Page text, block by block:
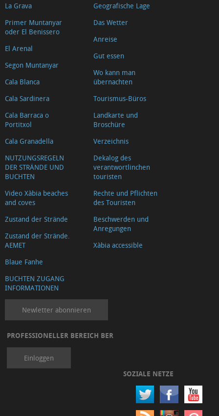
La Grava
Primer Muntanyar
oder El Benissero
El Arenal
Segon Muntanyar
Cala Blanca
Cala Sardinera
Cala Barraca o
Portitxol
Cala Granadella
NUTZUNGSREGELN
DER STRÄNDE UND
BUCHTEN
Video Xàbia beaches
and coves
Zustand der Strände
Zustand der Strände.
AEMET
Blaue Fanhe
BUCHTEN ZUGANG
INFORMATIONEN
Geografische Lage
Das Wetter
Anreise
Gut essen
Wo kann man
übernachten
Tourismus-Büros
Landkarte und
Broschüre
Verzeichnis
Dekalog des
verantwortlinchen
touristen
Rechte und Pflichten
des Touristen
Beschwerden und
Anregungen
Xàbia accessible
Newletter abonnieren
PROFESSIONELLER BEREICH BER
Einloggen
SOZIALE NETZE